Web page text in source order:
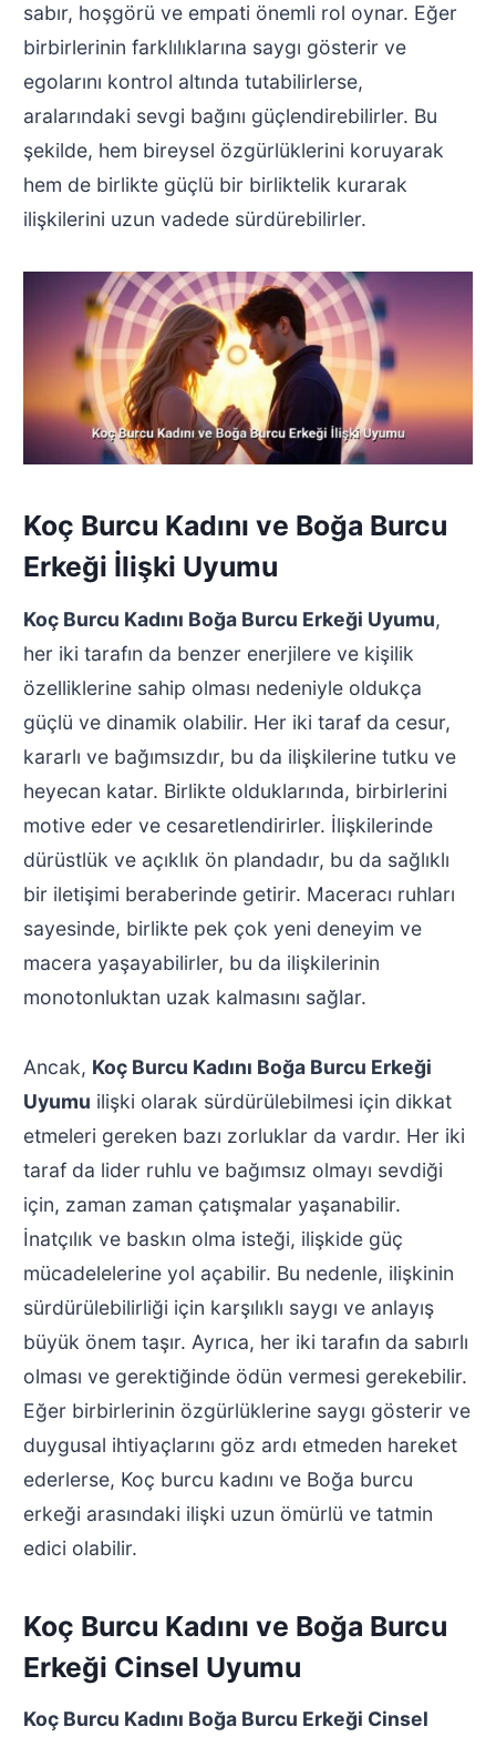
sabır, hoşgörü ve empati önemli rol oynar. Eğer
birbirlerinin farklılıklarına saygı gösterir ve
egolarını kontrol altında tutabilirlerse,
aralarındaki sevgi bağını güçlendirebilirler. Bu
şekilde, hem bireysel özgürlüklerini koruyarak
hem de birlikte güçlü bir birliktelik kurarak
ilişkilerini uzun vadede sürdürebilirler.
Koç Burcu Kadını ve Boğa Burcu
Erkeği İlişki Uyumu
Koç Burcu Kadını Boğa Burcu Erkeği Uyumu,
her iki tarafın da benzer enerjilere ve kişilik
özelliklerine sahip olması nedeniyle oldukça
güçlü ve dinamik olabilir. Her iki taraf da cesur,
kararlı ve bağımsızdır, bu da ilişkilerine tutku ve
heyecan katar. Birlikte olduklarında, birbirlerini
motive eder ve cesaretlendirirler. İlişkilerinde
dürüstlük ve açıklık ön plandadır, bu da sağlıklı
bir iletişimi beraberinde getirir. Maceracı ruhları
sayesinde, birlikte pek çok yeni deneyim ve
macera yaşayabilirler, bu da ilişkilerinin
monotonluktan uzak kalmasını sağlar.
Ancak, Koç Burcu Kadını Boğa Burcu Erkeği
Uyumu ilişki olarak sürdürülebilmesi için dikkat
etmeleri gereken bazı zorluklar da vardır. Her iki
taraf da lider ruhlu ve bağımsız olmayı sevdiği
için, zaman zaman çatışmalar yaşanabilir.
İnatçılık ve baskın olma isteği, ilişkide güç
mücadelelerine yol açabilir. Bu nedenle, ilişkinin
sürdürülebilirliği için karşılıklı saygı ve anlayış
büyük önem taşır. Ayrıca, her iki tarafın da sabırlı
olması ve gerektiğinde ödün vermesi gerekebilir.
Eğer birbirlerinin özgürlüklerine saygı gösterir ve
duygusal ihtiyaçlarını göz ardı etmeden hareket
ederlerse, Koç burcu kadını ve Boğa burcu
erkeği arasındaki ilişki uzun ömürlü ve tatmin
edici olabilir.
Koç Burcu Kadını ve Boğa Burcu
Erkeği Cinsel Uyumu
Koç Burcu Kadını Boğa Burcu Erkeği Cinsel